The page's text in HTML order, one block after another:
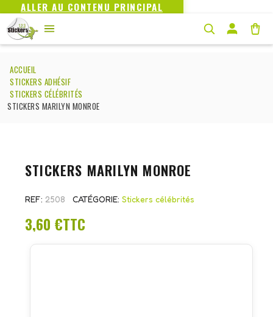
ALLER AU CONTENU PRINCIPAL
ACCUEIL
STICKERS ADHÉSIF
STICKERS CÉLÉBRITÉS
STICKERS MARILYN MONROE
STICKERS MARILYN MONROE
REF 2508 CATÉGORIE Stickers célébrités
3,60 €TTC